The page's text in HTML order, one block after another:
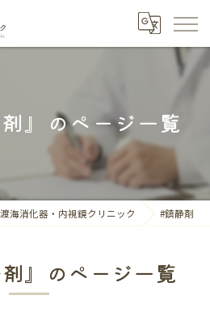
』のページ一覧
海消化器・内視鏡クリニック #鎮静剤
』のページ一覧